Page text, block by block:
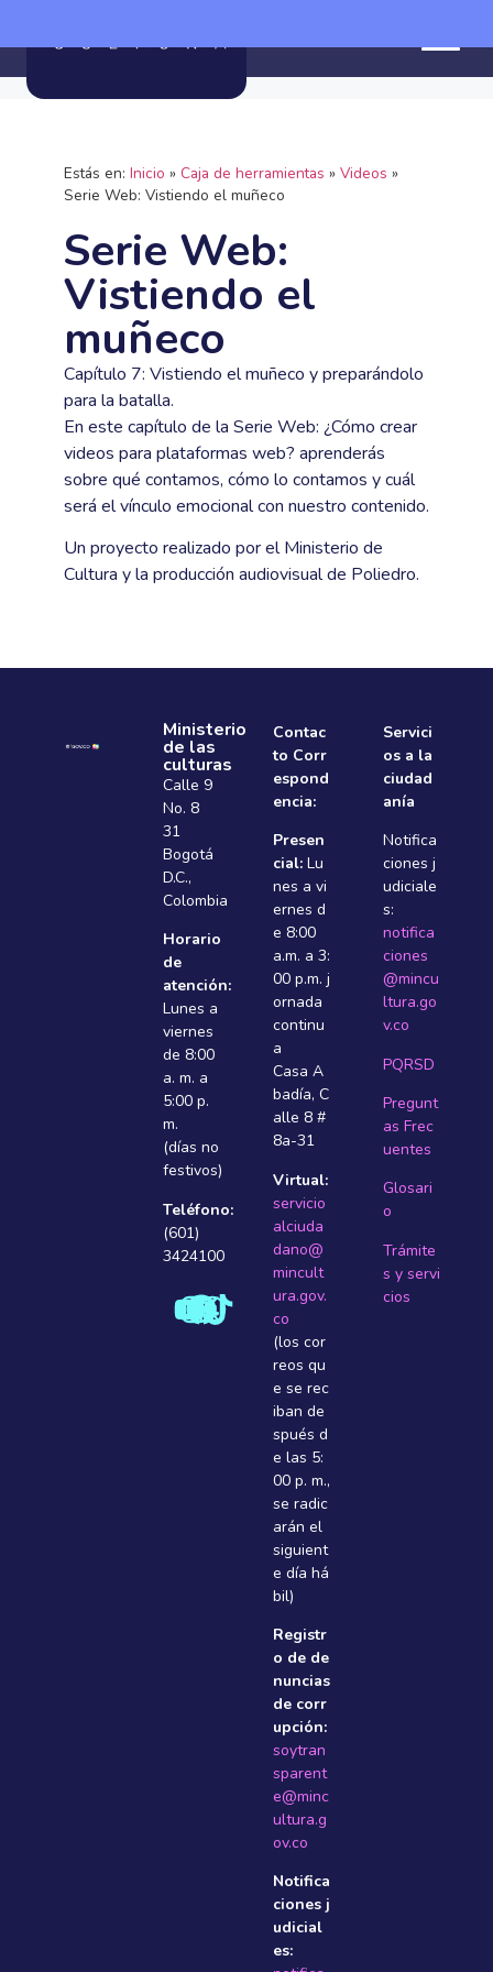
Estás en: Inicio » Caja de herramientas » Videos »
Serie Web: Vistiendo el muñeco
Serie Web:
Vistiendo el
muñeco
Capítulo 7: Vistiendo el muñeco y preparándolo
para la batalla.
En este capítulo de la Serie Web: ¿Cómo crear
videos para plataformas web? aprenderás
sobre qué contamos, cómo lo contamos y cuál
será el vínculo emocional con nuestro contenido.
Un proyecto realizado por el Ministerio de
Cultura y la producción audiovisual de Poliedro.
Ministerio
de las
culturas
Calle 9
No. 8
31
Bogotá
D.C.,
Colombia
Horario
de
atención:
Lunes a
viernes
de 8:00
a. m. a
5:00 p.
m.
(días no
festivos)
Teléfono:
(601)
3424100
Contac
to Corr
espond
encia:
Presen
cial: Lu
nes a vi
ernes d
e 8:00
a.m. a 3:
00 p.m. j
ornada
continu
a
Casa A
badí­a, C
alle 8 #
8a-31
Virtual:
servicio
alciuda
dano@
mincult
ura.gov.
co
(los cor
reos qu
e se rec
iban de
spués d
e las 5:
00 p. m.,
se radic
arán el
siguient
e dí­a há
bil)
Registr
o de de
nuncias
de corr
upción:
soytran
sparent
e@minc
ultura.g
ov.co
Notifica
ciones j
udicial
es:
Servici
os a la
ciudad
anía
Notifica
ciones j
udiciale
s:
notifica
ciones
@mincu
ltura.go
v.co
PQRSD
Pregunt
as Frec
uentes
Glosari
o
Trámite
s y servi
cios